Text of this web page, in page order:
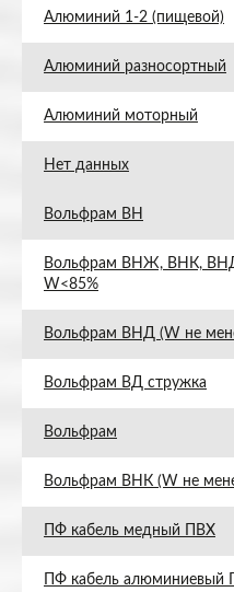
Алюминий 1-2 (пищевой)
Алюминий разносортный
Алюминий моторный
Нет данных
Вольфрам ВН
Вольфрам ВНЖ, ВНК, ВНД
W<85%
Вольфрам ВНД (W не
Вольфрам ВД стружка
Вольфрам
Вольфрам ВНК (W не
ПФ кабель медный ПВХ
ПФ кабель алюминиевый